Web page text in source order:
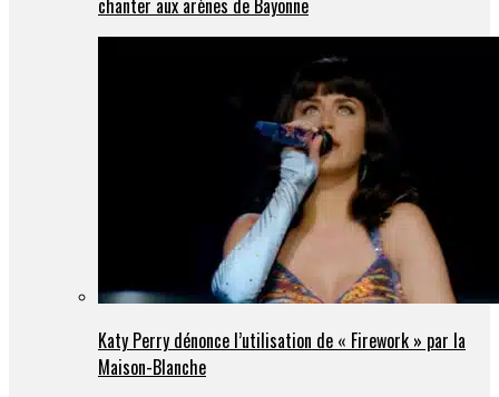
chanter aux arènes de Bayonne
Katy Perry dénonce l’utilisation de « Firework » par la
Maison-Blanche